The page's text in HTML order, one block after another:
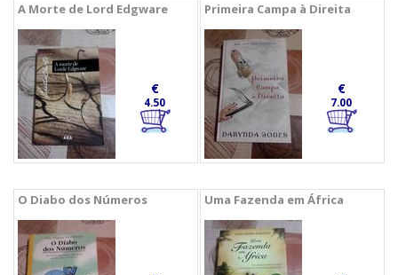
A Morte de Lord Edgware
€
4.50
Primeira Campa à Direita
€
7.00
O Diabo dos Números Uma Fazenda em África